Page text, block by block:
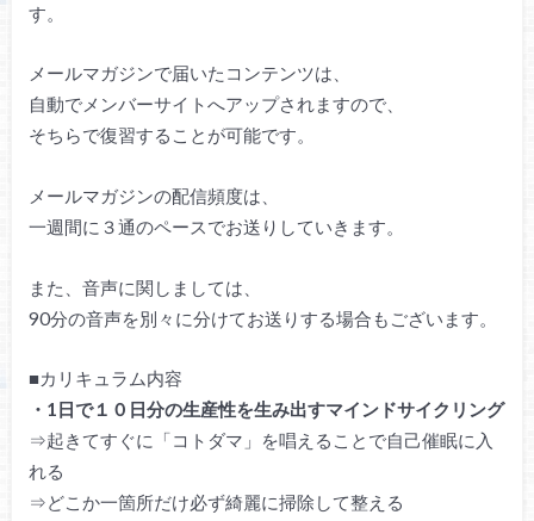
す。
メールマガジンで届いたコンテンツは、
自動でメンバーサイトへアップされますので、
そちらで復習することが可能です。
メールマガジンの配信頻度は、
一週間に３通のペースでお送りしていきます。
また、音声に関しましては、
90分の音声を別々に分けてお送りする場合もございます。
■カリキュラム内容
・1日で１０日分の生産性を生み出すマインドサイクリング
⇒起きてすぐに「コトダマ」を唱えることで自己催眠に入
れる
⇒どこか一箇所だけ必ず綺麗に掃除して整える